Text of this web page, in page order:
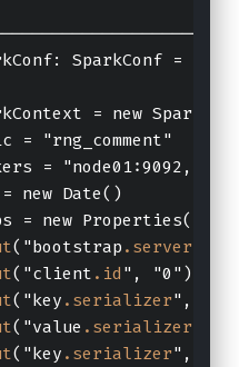
SparkConf = new
= new
= "rng_comment"
=
new Date()
= new Properties()
("bootstrap .servers
("client .id ", "0")
("key .serializer",
("value .serializer
("key .serializer",